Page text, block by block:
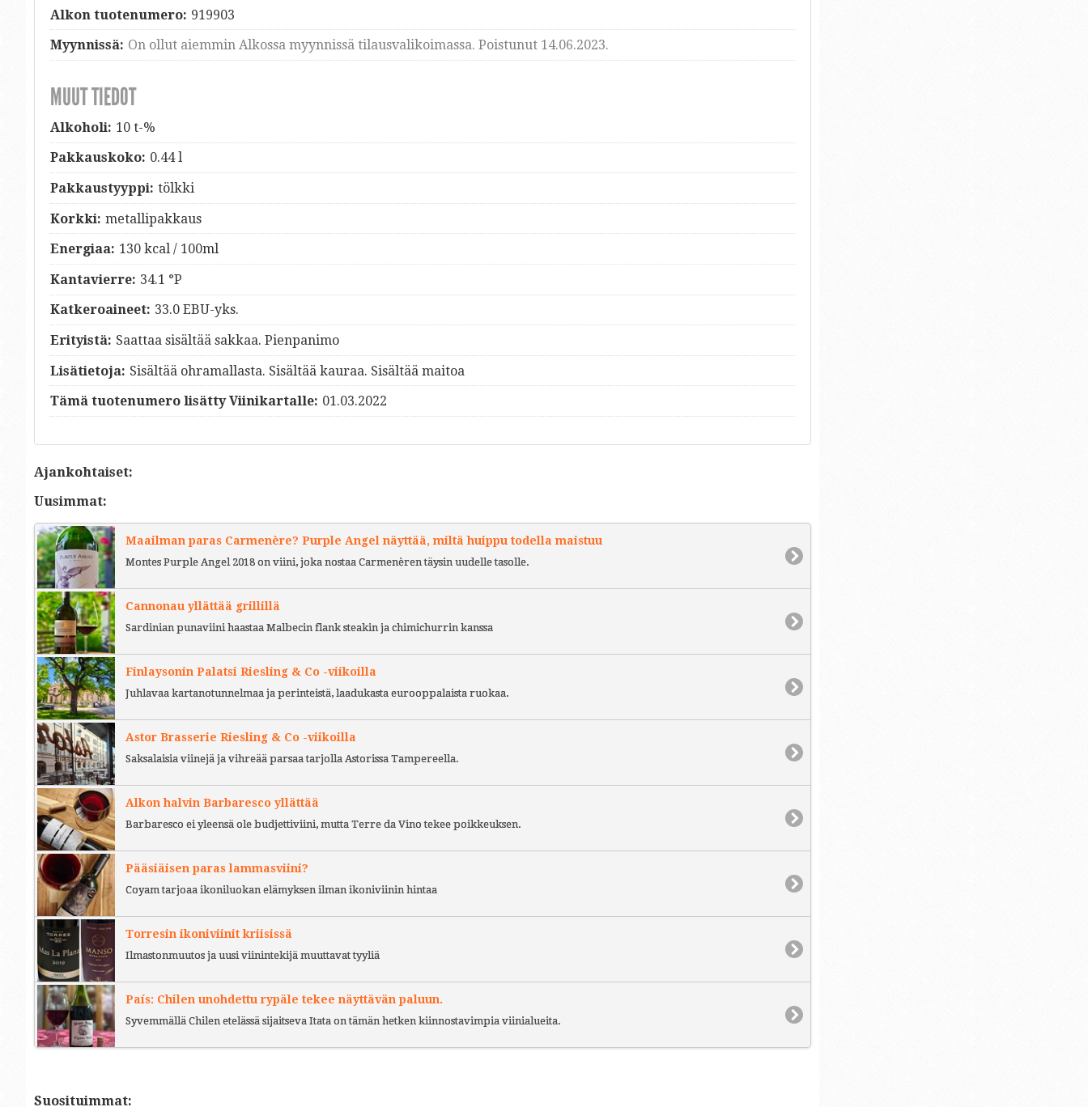
Alkon tuotenumero: 919903
Myynnissä: On ollut aiemmin Alkossa myynnissä tilausvalikoimassa. Poistunut 14.06.2023.
MUUT TIEDOT
Alkoholi: 10 t-%
Pakkauskoko: 0.44 l
Pakkaustyyppi: tölkki
Korkki: metallipakkaus
Energiaa: 130 kcal / 100ml
Kantavierre: 34.1 °P
Katkeroaineet: 33.0 EBU-yks.
Erityistä: Saattaa sisältää sakkaa. Pienpanimo
Lisätietoja: Sisältää ohramallasta. Sisältää kauraa. Sisältää maitoa
Tämä tuotenumero lisätty Viinikartalle: 01.03.2022
Ajankohtaiset:
Uusimmat:
Maailman paras Carmenère? Purple Angel näyttää, miltä huippu todella maistuu
Montes Purple Angel 2018 on viini, joka nostaa Carmenèren täysin uudelle tasolle.
Cannonau yllättää grillillä
Sardinian punaviini haastaa Malbecin flank steakin ja chimichurrin kanssa
Finlaysonin Palatsi Riesling & Co -viikoilla
Juhlavaa kartanotunnelmaa ja perinteistä, laadukasta eurooppalaista ruokaa.
Astor Brasserie Riesling & Co -viikoilla
Saksalaisia viinejä ja vihreää parsaa tarjolla Astorissa Tampereella.
Alkon halvin Barbaresco yllättää
Barbaresco ei yleensä ole budjettiviini, mutta Terre da Vino tekee poikkeuksen.
Pääsiäisen paras lammasviini?
Coyam tarjoaa ikoniluokan elämyksen ilman ikoniviinin hintaa
Torresin ikoniviinit kriisissä
Ilmastonmuutos ja uusi viinintekijä muuttavat tyyliä
País: Chilen unohdettu rypäle tekee näyttävän paluun.
Syvemmällä Chilen etelässä sijaitseva Itata on tämän hetken kiinnostavimpia viinialueita.
Suosituimmat: